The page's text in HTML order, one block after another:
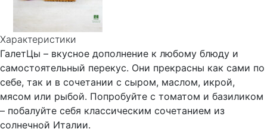
Характеристики
ГалетЦы – вкусное дополнение к любому блюду и
самостоятельный перекус. Они прекрасны как сами по
себе, так и в сочетании с сыром, маслом, икрой,
мясом или рыбой. Попробуйте с томатом и базиликом
– побалуйте себя классическим сочетанием из
солнечной Италии.